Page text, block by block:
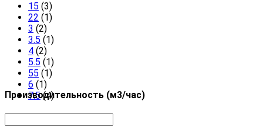
15 (3)
22 (1)
3 (2)
3.5 (1)
4 (2)
5.5 (1)
55 (1)
6 (1)
7.5 (4)
Производительность (м3/час)